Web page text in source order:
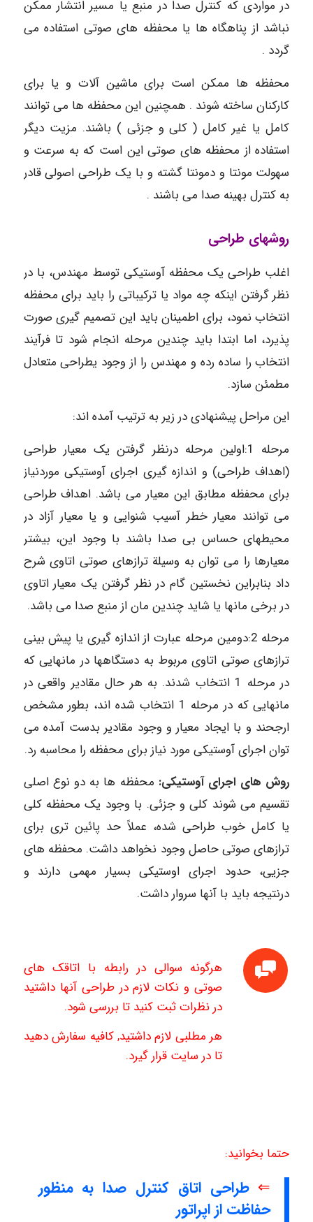
در مواردی که کنترل صدا در منبع یا مسیر انتشار ممکن
نباشد از پناهگاه ها یا محفظه های صوتی استفاده می
گردد .
محفظه ها ممکن است برای ماشین آلات و یا برای
کارکنان ساخته شوند . همچنین این محفظه ها می توانند
کامل یا غیر کامل ( کلی و جزئی ) باشند. مزیت دیگر
استفاده از محفظه های صوتی این است که به سرعت و
سهولت مونتا و دمونتا گشته و با یک طراحی اصولی قادر
به کنترل بهینه صدا می باشند .
روشهای طراحی
اغلب طراحی یک محفظه آوستیکی توسط مهندس، با در
نظر گرفتن اینکه چه مواد یا ترکیباتی را باید برای محفظه
انتخاب نمود، برای اطمینان باید این تصمیم گیری صورت
پذیرد، اما ابتدا باید چندین مرحله انجام شود تا فرآیند
انتخاب را ساده رده و مهندس را از وجود یطراحی متعادل
مطمئن سازد.
این مراحل پیشنهادی در زیر به ترتیب آمده اند:
مرحله 1:اولین مرحله درنظر گرفتن یک معیار طراحی
(اهداف طراحی) و اندازه گیری اجرای آوستیکی موردنیاز
برای محفظه مطابق این معیار می باشد. اهداف طراحی
می توانند معیار خطر آسیب شنوایی و یا معیار آزاد در
محیطهای حساس بی صدا باشند با وجود این، بیشتر
معیارها را می توان به وسیلة ترازهای صوتی اتاوی شرح
داد بنابراین نخستین گام در نظر گرفتن یک معیار اتاوی
در برخی مانها یا شاید چندین مان از منبع صدا می باشد.
مرحله 2:دومین مرحله عبارت از اندازه گیری یا پیش بینی
ترازهای صوتی اتاوی مربوط به دستگاهها در مانهایی که
در مرحله 1 انتخاب شدند. به هر حال مقادیر واقعی در
مانهایی که در مرحله 1 انتخاب شده اند، بطور مشخص
ارجحند و با ایجاد معیار و وجود مقادیر بدست آمده می
توان اجرای آوستیکی مورد نیاز برای محفظه را محاسبه رد.
روش های اجرای آوستیکی: محفظه ها به دو نوع اصلی
تقسیم می شوند کلی و جزئی. با وجود یک محفظه کلی
یا کامل خوب طراحی شده، عملاً حد پائین تری برای
ترازهای صوتی حاصل وجود نخواهد داشت. محفظه های
جزیی، حدود اجرای اوستیکی بسیار مهمی دارند و
درنتیجه باید با آنها سروار داشت.
هرگونه سوالی در رابطه با اتاقک های
صوتی و نکات لازم در طراحی آنها داشتید
در نظرات ثبت کنید تا بررسی شود.
هر مطلبی لازم داشتید, کافیه سفارش دهید
تا در سایت قرار گیرد.
حتما بخوانید:
⇐طراحی اتاق کنترل صدا به منظور
حفاظت از اپراتور